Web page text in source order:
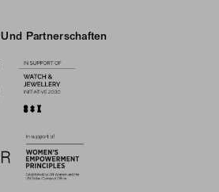
Partnerschaften